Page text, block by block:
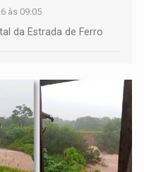
às 09:05
da Estrada de Ferro